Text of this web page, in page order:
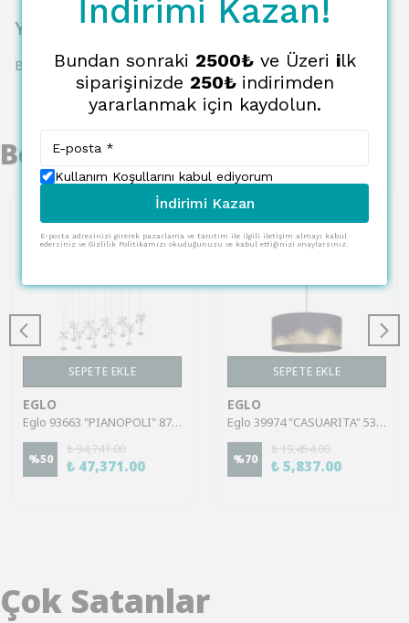
Yorumlar
Bu ürün için henüz yorum yapılmamış.
Benzer Ürünler
SEPETE EKLE
EGLO
Eglo 93663 "PIANOPOLI" 87 Cm Uzunluğunda Paslanmaz Çelik Krom Sarkıt Avize
%50
₺ 94,741.00
₺ 47,371.00
SEPETE EKLE
EGLO
Eglo 39974 "CASUARITA" 53 Cm Çapında Çelik Siyah Sarkıt Avize
%70
₺ 19,454.00
₺ 5,837.00
Çok Satanlar
İndirimi Kazan!
Bundan sonraki 2500₺ve Üzeri ilk
siparişinizde 250₺ indirimden
yararlanmak için kaydolun.
Kullanım Koşullarını kabul ediyorum
İndirimi Kazan
E-posta adresinizi girerek pazarlama ve tanıtım ile ilgili iletişim almayı kabul
edersiniz ve Gizlilik Politikamızı okuduğunuzu ve kabul ettiğinizi onaylarsınız.